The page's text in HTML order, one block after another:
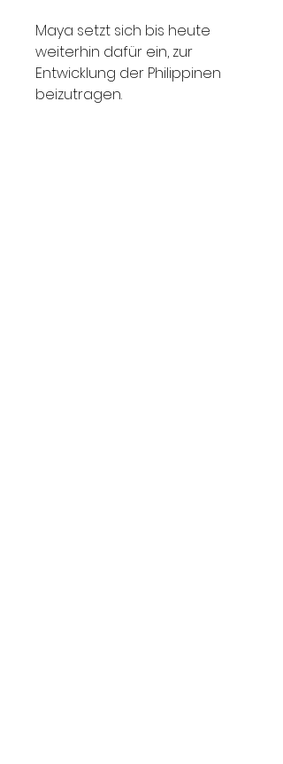
Maya setzt sich bis heute
weiterhin dafür ein, zur
Entwicklung der Philippinen
beizutragen.